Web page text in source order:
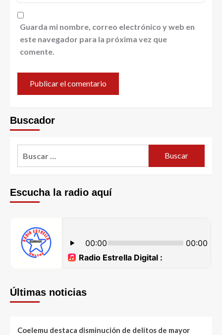
Guarda mi nombre, correo electrónico y web en
este navegador para la próxima vez que
comente.
Buscador
Escucha la radio aquí
Últimas noticias
Coelemu destaca disminución de delitos de mayor